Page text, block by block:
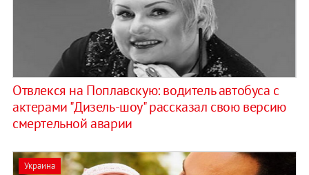
Отвлекся на Поплавскую: водитель автобуса с
актерами "Дизель-шоу" рассказал свою версию
смертельной аварии
Украина